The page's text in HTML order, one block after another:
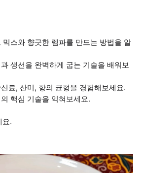
스와 향긋한 렘파를 만드는 방법을 알
생선을 완벽하게 굽는 기술을 배워보
료, 산미, 향의 균형을 경험해보세요.
핵심 기술을 익혀보세요.
요.